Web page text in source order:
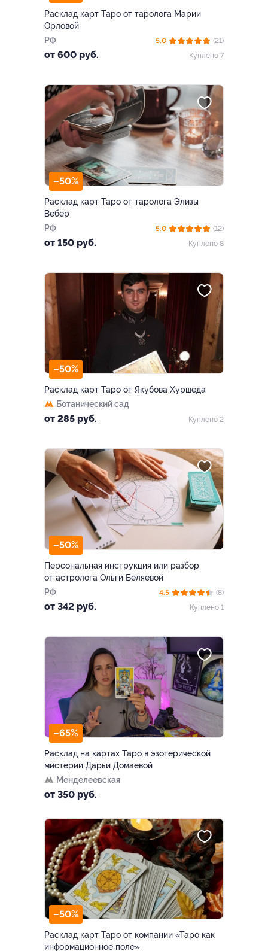
Расклад карт Таро от таролога Марии
Орловой
РФ
от 600 руб.
5.0
(21)
Куплено 7
–50%
Расклад карт Таро от таролога Элизы
Вебер
РФ
от 150 руб.
5.0
(12)
Куплено 8
–50%
Расклад карт Таро от Якубова Хуршеда
Ботанический сад
от 285 руб. Куплено 2
–50%
Персональная инструкция или разбор
от астролога Ольги Беляевой
РФ
от 342 руб.
4.5
(8)
Куплено 1
–65%
Расклад на картах Таро в эзотерической
мистерии Дарьи Домаевой
Менделеевская
от 350 руб.
–50%
Расклад карт Таро от компании «Таро как
информационное поле»